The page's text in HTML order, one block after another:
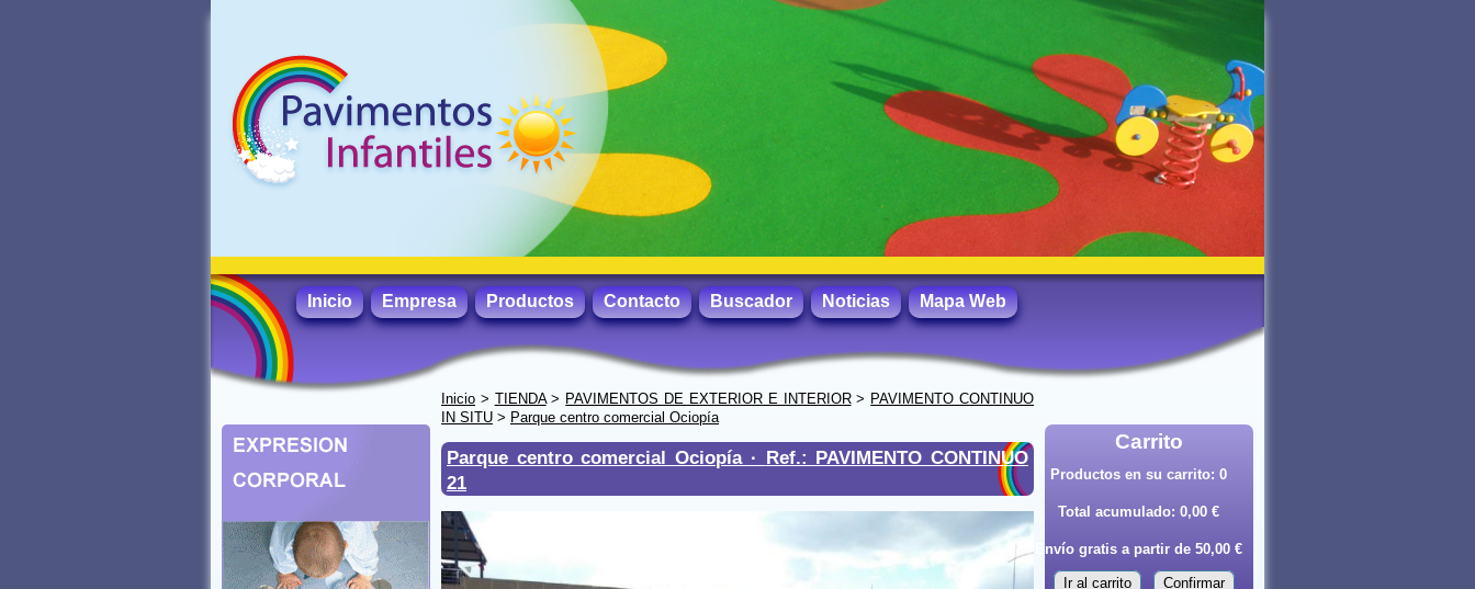
Inicio Empresa Productos Contacto Buscador Noticias Mapa Web
Inicio > TIENDA> PAVIMENTOS DE EXTERIOR E INTERIOR> PAVIMENTO CONTINUO
IN SITU > Parque centro comercial Ociopía
Parque centro comercial Ociopía · Ref.: PAVIMENTO CONTINUO
21
Carrito
Productos en su carrito: 0
Total acumulado: 0,00 €
Envío gratis a partir de 50,00 €
Ir al carrito Confirmar